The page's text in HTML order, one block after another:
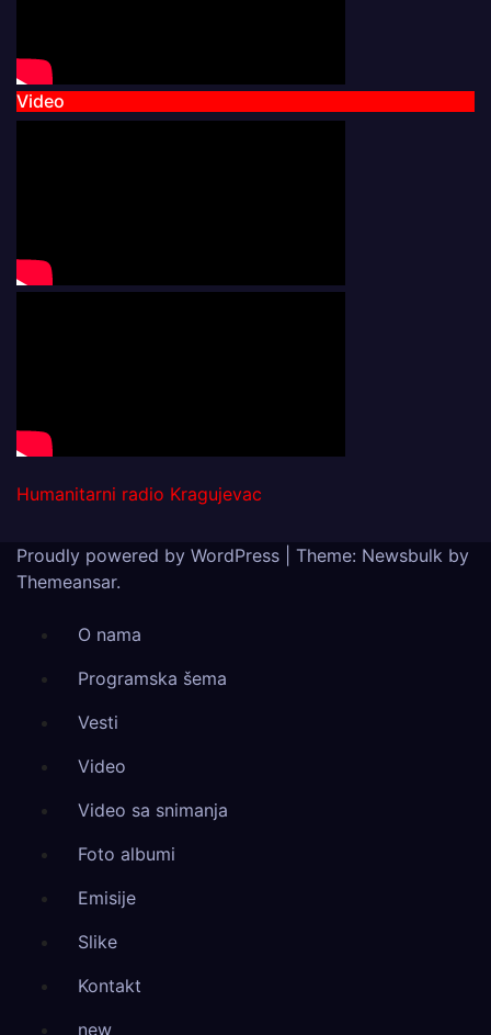
Video
Humanitarni radio Kragujevac
Proudly powered by WordPress Theme: Newsbulk by
Themeansar.
O nama
Programska šema
Vesti
Video
Video sa snimanja
Foto albumi
Emisije
Slike
Kontakt
new